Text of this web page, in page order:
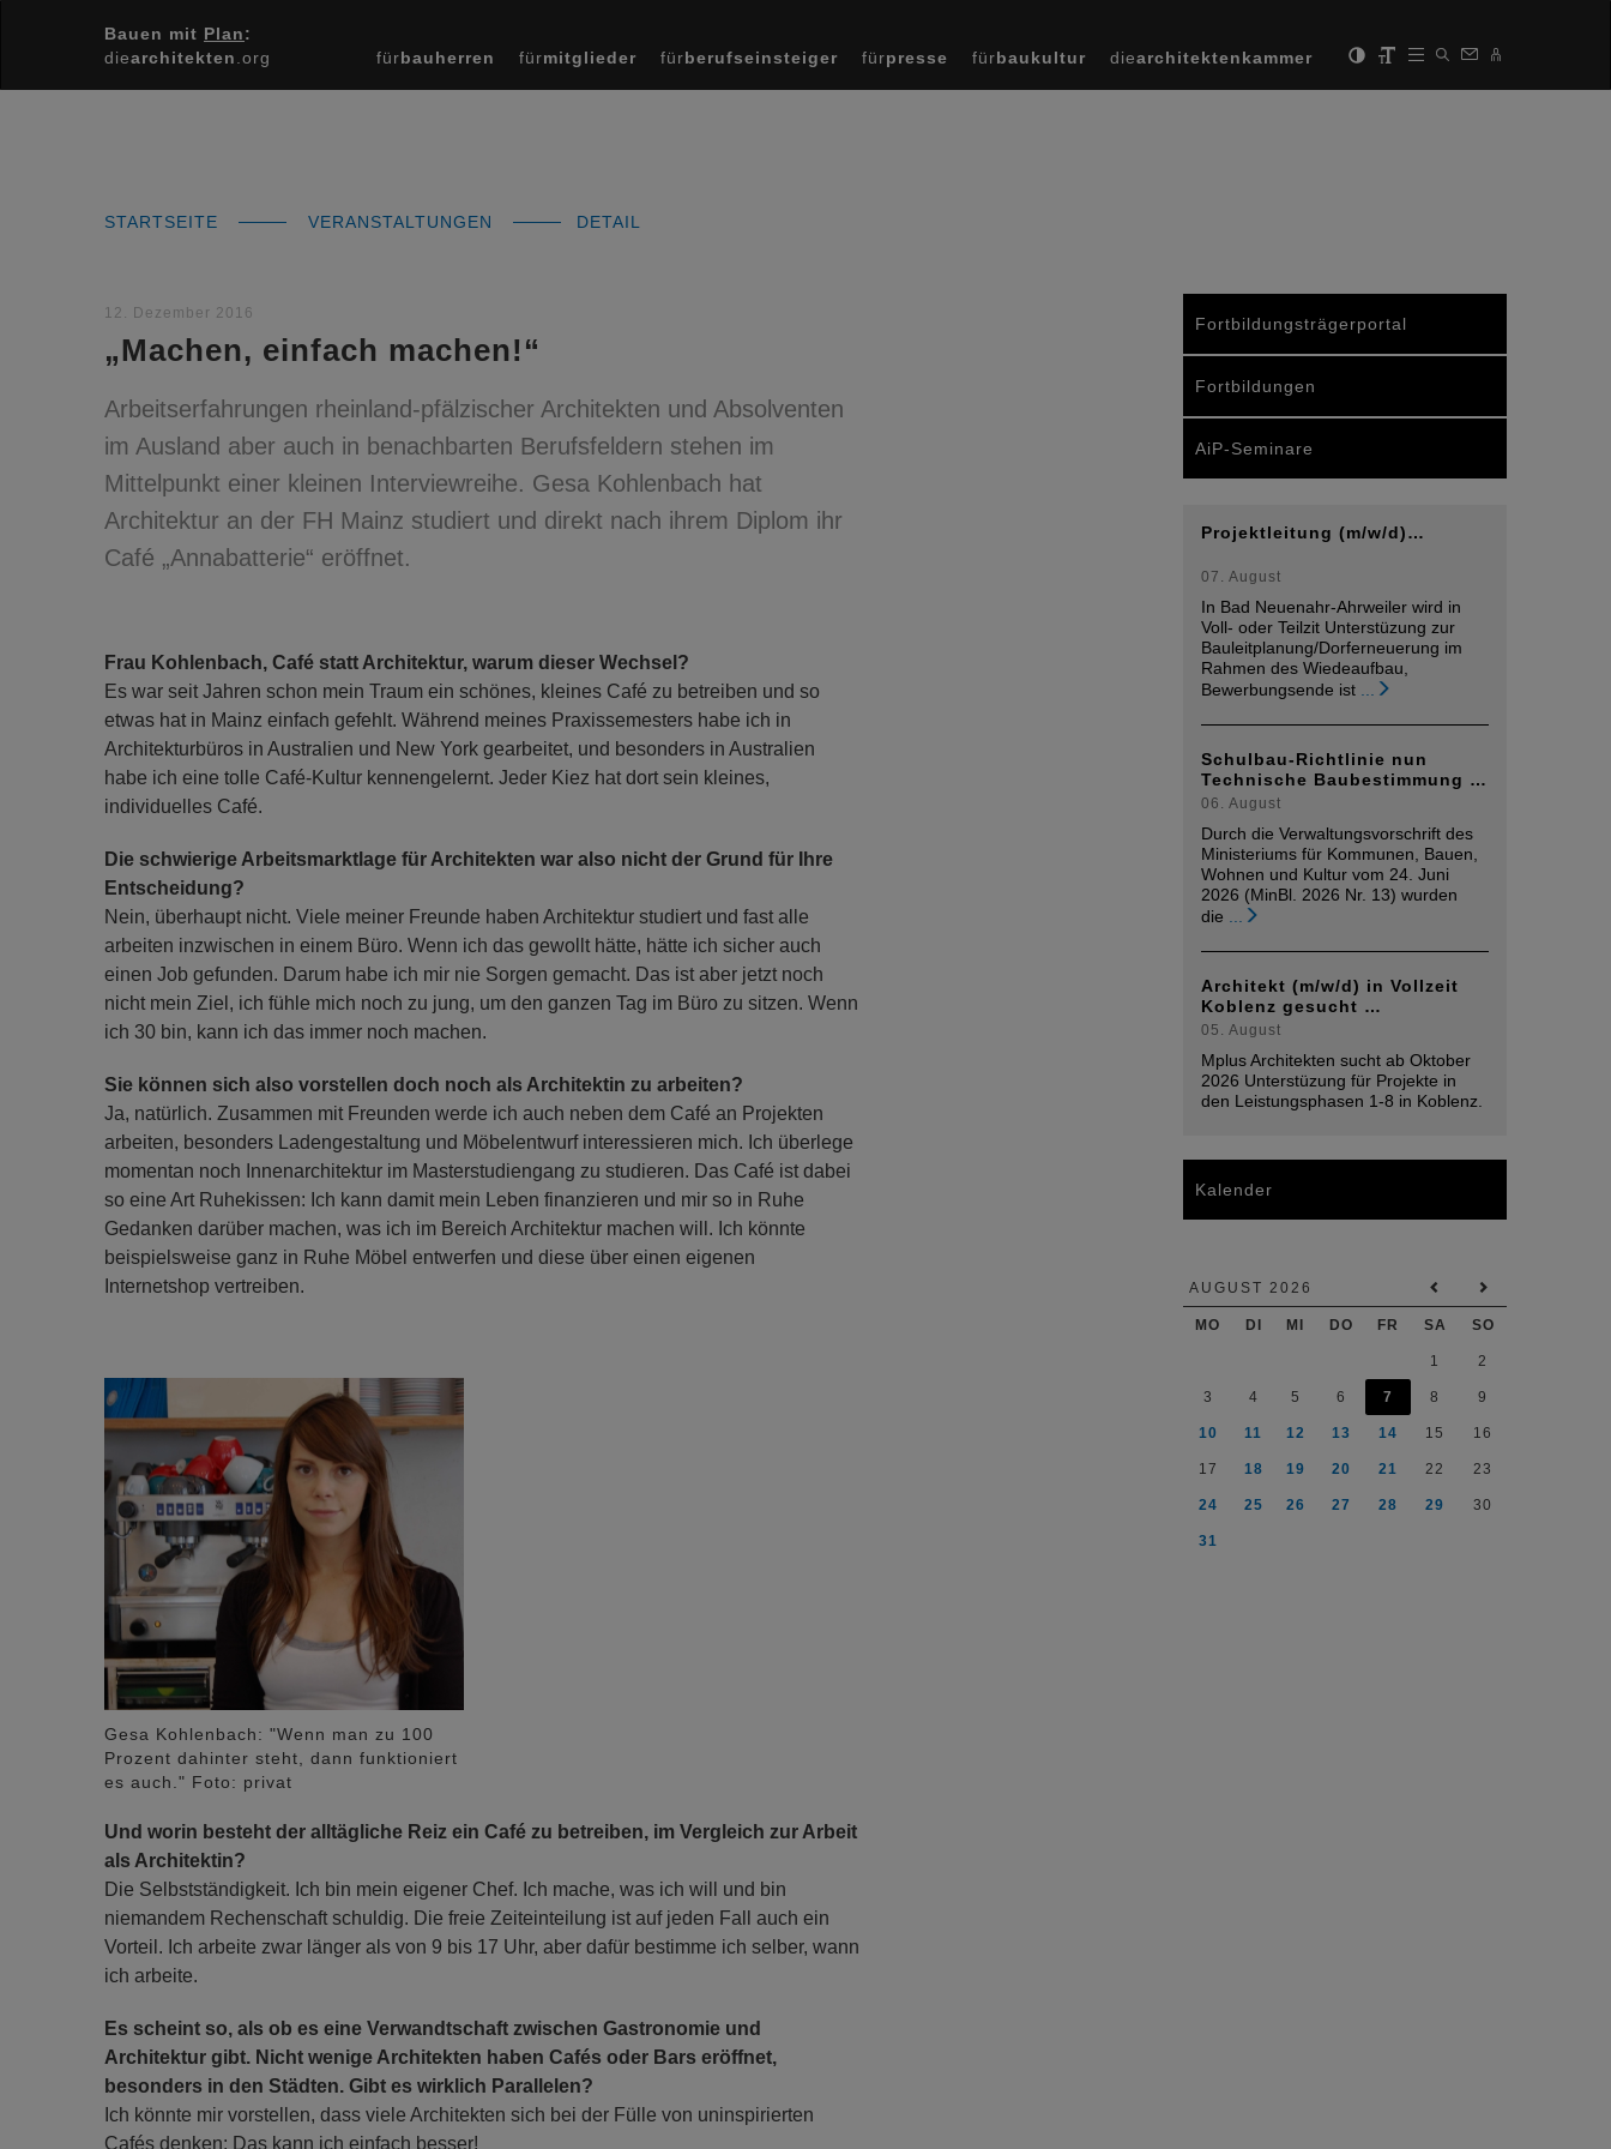
Bauen mit Plan:
diearchitekten .org fürbauherren fürmitglieder fürberufseinsteiger fürpresse fürbaukultur diearchitektenkammer
STARTSEITE VERANSTALTUNGEN DETAIL
12. Dezember 2016
„Machen, einfach machen!“
Arbeitserfahrungen rheinland-pfälzischer Architekten und Absolventen
im Ausland aber auch in benachbarten Berufsfeldern stehen im
Mittelpunkt einer kleinen Interviewreihe. Gesa Kohlenbach hat
Architektur an der FH Mainz studiert und direkt nach ihrem Diplom ihr
Café „Annabatterie“ eröffnet.
Frau Kohlenbach, Café statt Architektur, warum dieser Wechsel?
Es war seit Jahren schon mein Traum ein schönes, kleines Café zu betreiben und so
etwas hat in Mainz einfach gefehlt. Während meines Praxissemesters habe ich in
Architekturbüros in Australien und New York gearbeitet, und besonders in Australien
habe ich eine tolle Café-Kultur kennengelernt. Jeder Kiez hat dort sein kleines,
individuelles Café.
Die schwierige Arbeitsmarktlage für Architekten war also nicht der Grund für Ihre
Entscheidung?
Nein, überhaupt nicht. Viele meiner Freunde haben Architektur studiert und fast alle
arbeiten inzwischen in einem Büro. Wenn ich das gewollt hätte, hätte ich sicher auch
einen Job gefunden. Darum habe ich mir nie Sorgen gemacht. Das ist aber jetzt noch
nicht mein Ziel, ich fühle mich noch zu jung, um den ganzen Tag im Büro zu sitzen. Wenn
ich 30 bin, kann ich das immer noch machen.
Sie können sich also vorstellen doch noch als Architektin zu arbeiten?
Ja, natürlich. Zusammen mit Freunden werde ich auch neben dem Café an Projekten
arbeiten, besonders Ladengestaltung und Möbelentwurf interessieren mich. Ich überlege
momentan noch Innenarchitektur im Masterstudiengang zu studieren. Das Café ist dabei
so eine Art Ruhekissen: Ich kann damit mein Leben finanzieren und mir so in Ruhe
Gedanken darüber machen, was ich im Bereich Architektur machen will. Ich könnte
beispielsweise ganz in Ruhe Möbel entwerfen und diese über einen eigenen
Internetshop vertreiben.
Gesa Kohlenbach: "Wenn man zu 100
Prozent dahinter steht, dann funktioniert
es auch." Foto: privat
Und worin besteht der alltägliche Reiz ein Café zu betreiben, im Vergleich zur Arbeit
als Architektin?
Die Selbstständigkeit. Ich bin mein eigener Chef. Ich mache, was ich will und bin
niemandem Rechenschaft schuldig. Die freie Zeiteinteilung ist auf jeden Fall auch ein
Vorteil. Ich arbeite zwar länger als von 9 bis 17 Uhr, aber dafür bestimme ich selber, wann
ich arbeite.
Es scheint so, als ob es eine Verwandtschaft zwischen Gastronomie und
Architektur gibt. Nicht wenige Architekten haben Cafés oder Bars eröffnet,
besonders in den Städten. Gibt es wirklich Parallelen?
Ich könnte mir vorstellen, dass viele Architekten sich bei der Fülle von uninspirierten
Cafés denken: Das kann ich einfach besser!
Fortbildungsträgerportal
Fortbildungen
AiP-Seminare
Projektleitung (m/w/d)…
07. August
In Bad Neuenahr-Ahrweiler wird in
Voll- oder Teilzit Unterstüzung zur
Bauleitplanung/Dorferneuerung im
Rahmen des Wiedeaufbau,
Bewerbungsende ist
Schulbau-Richtlinie nun
Technische Baubestimmung …
06. August
Durch die Verwaltungsvorschrift des
Ministeriums für Kommunen, Bauen,
Wohnen und Kultur vom 24. Juni
2026 (MinBl. 2026 Nr. 13) wurden
die
Architekt (m/w/d) in Vollzeit
Koblenz gesucht …
05. August
Mplus Architekten sucht ab Oktober
2026 Unterstüzung für Projekte in
den Leistungsphasen 1-8 in Koblenz.
Kalender
AUGUST 2026
MO DI MI DO FR SA SO
1 2
3 4 5 6 7 8 9
10 11 12 13 14 15 16
17 18 19 20 21 22 23
24 25 26 27 28 29 30
31